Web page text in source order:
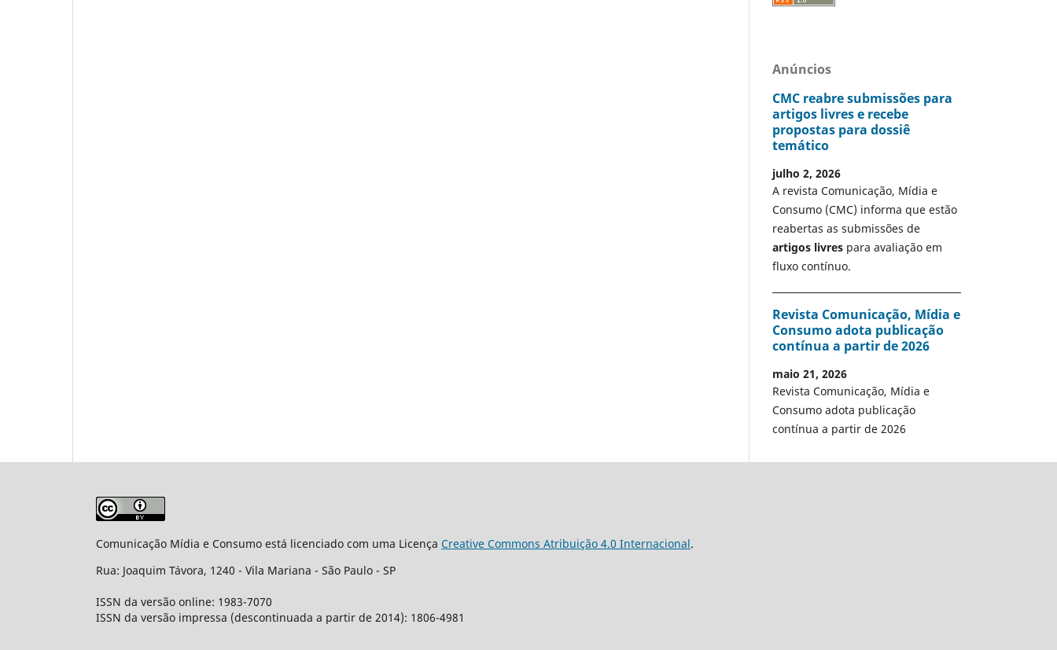
Anúncios
CMC reabre submissões para
artigos livres e recebe
propostas para dossiê
temático
julho 2, 2026
A revista Comunicação, Mídia e
Consumo (CMC) informa que estão
reabertas as submissões de
artigos livres para avaliação em
fluxo contínuo.
Revista Comunicação, Mídia e
Consumo adota publicação
contínua a partir de 2026
maio 21, 2026
Revista Comunicação, Mídia e
Consumo adota publicação
contínua a partir de 2026
Comunicação Mídia e Consumo está licenciado com uma Licença Creative Commons Atribuição 4.0 Internacional.
Rua: Joaquim Távora, 1240 - Vila Mariana - São Paulo - SP
ISSN da versão online: 1983-7070
ISSN da versão impressa (descontinuada a partir de 2014): 1806-4981